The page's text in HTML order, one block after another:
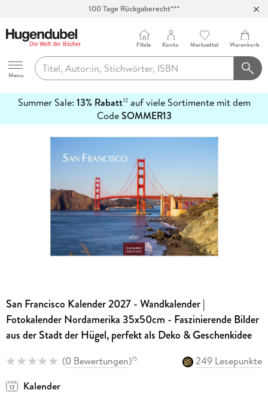
100 Tage Rückgaberecht***
Hugendubel
Menu
Filiale Konto Merkzettel Warenkorb
Summer Sale: 13% Rabatt12auf viele Sortimente mit dem
CodeSOMMER13
erfahren
San Francisco Kalender 2027 - Wandkalender |
Fotokalender Nordamerika 35x50cm - Faszinierende Bilder
aus der Stadt der Hügel, perfekt als Deko & Geschenkidee
(0 Bewertungen)15
249 Lesepunkte
Kalender